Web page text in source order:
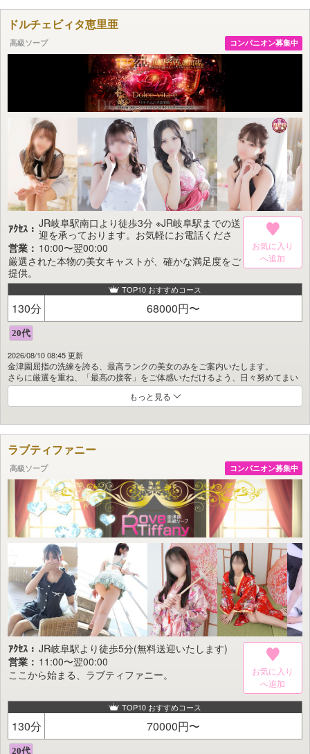
容姿の美しさはもちろん、
プロポーションやスタイル、女性としての内面の品格、
そして“おもてなしの心”を備えていることを必須条件としています。
さらに、数ある高級店の中でも、
男性スタッフの質やホスピタリティの徹底、
スタイリッシュでモダンな待合空間、
ゆとりある個室や広々とした浴室に至るまで、
すべての面において妥協のない最高水準を追求。
細部にまで行き届いた空間とサービスで、
他店にはない、ワンランク上の価値をご提供いたします。
ドルチェビィタ恵里亜
高級ソープ コンパニオン募集中
ｱｸｾｽ： JR岐阜駅南口より徒歩3分 ※JR岐阜駅までの送
迎を承っております。お気軽にお電話くださ
い。
営業： 10:00〜翌00:00
厳選された本物の美女キャストが、確かな満足度をご
提供。
お気に入り
TOP10 おすすめコース
130分 68000円〜
2026/08/10 08:45 更新
金津園屈指の洗練を誇る、最高ランクの美女のみをご案内いたします。
さらに厳選を重ね、「最高の接客」をご体感いただけるよう、日々努めてまい
ります。
今後とも変わらぬご愛顧を、何卒よろしくお願い申し上げます。
お問い合わせはお気軽にどうぞ。
ご予約受付は当日朝9時より開始いたします。
【営業時間】
10:00～24:00
洗練された美空間で、
最高級の泡姫との贅沢なひとときを心ゆくまでご堪能ください。
JR岐阜駅までの送迎も承っております。
ご希望の際は、お気軽にお電話ください。
もっと見る
ラブティファニー
高級ソープ コンパニオン募集中
ｱｸｾｽ： JR岐阜駅より徒歩5分(無料送迎いたします)
営業： 11:00〜翌00:00
ここから始まる、ラブティファニー。
お気に入り
TOP10 おすすめコース
130分 70000円〜